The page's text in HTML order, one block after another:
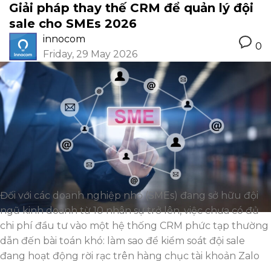
Giải pháp thay thế CRM để quản lý đội
sale cho SMEs 2026
innocom
Friday, 29 May 2026
0
Đối với các doanh nghiệp nhỏ (SMEs) đang sở hữu đội
ngũ kinh doanh từ 10 nhân sự trở lên, việc chưa có đủ
chi phí đầu tư vào một hệ thống CRM phức tạp thường
dẫn đến bài toán khó: làm sao để kiểm soát đội sale
đang hoạt động rời rạc trên hàng chục tài khoản Zalo